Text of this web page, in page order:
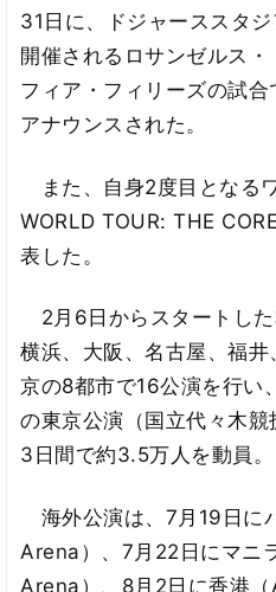
31日に、ドジャーススタ
開催されるロサンゼルス
フィア・フィリーズの試
アナウンスされた。
また、自身2度目となる
WORLD TOUR: THE
表した。
2月6日からスタートした
横浜、大阪、名古屋、福
京の8都市で16公演を行い
の東京公演（国立代々木競
3日間で約3.5万人を動員。
海外公演は、7月19日に
Arena）、7月22日にマニ
Arena）、8月2日に香港